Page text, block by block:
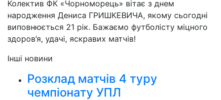
Колектив ФК «Чорноморець» вітає з днем
народження Дениса ГРИШКЕВИЧА, якому сьогодні
виповнюється 21 рік. Бажаємо футболісту міцного
здоров’я, удачі, яскравих матчів!
Інші новини
Розклад матчів 4 туру
чемпіонату УПЛ